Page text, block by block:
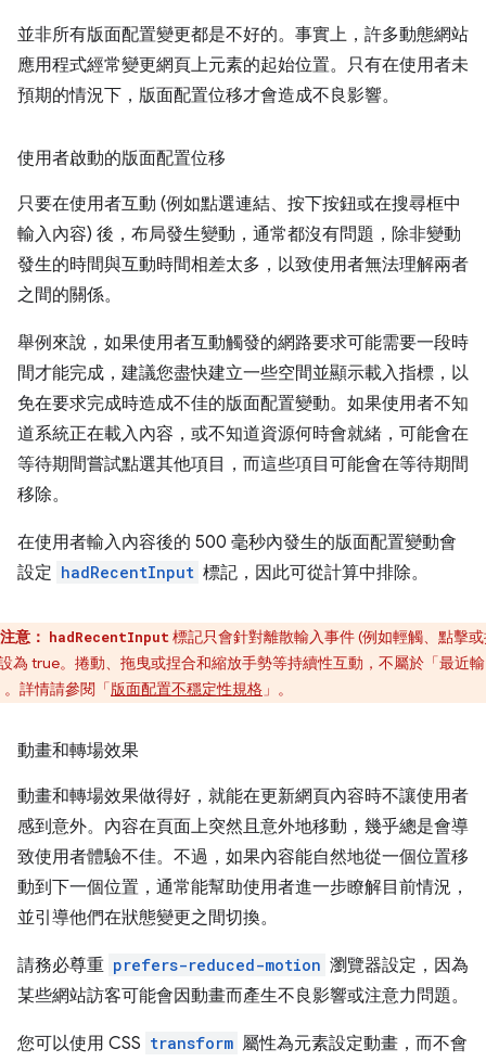
並非所有版面配置變更都是不好的。事實上，許多動態網站
應用程式經常變更網頁上元素的起始位置。只有在使用者未
預期的情況下，版面配置位移才會造成不良影響。
使用者啟動的版面配置位移
只要在使用者互動 (例如點選連結、按下按鈕或在搜尋框中
輸入內容) 後，布局發生變動，通常都沒有問題，除非變動
發生的時間與互動時間相差太多，以致使用者無法理解兩者
之間的關係。
舉例來說，如果使用者互動觸發的網路要求可能需要一段時
間才能完成，建議您盡快建立一些空間並顯示載入指標，以
免在要求完成時造成不佳的版面配置變動。如果使用者不知
道系統正在載入內容，或不知道資源何時會就緒，可能會在
等待期間嘗試點選其他項目，而這些項目可能會在等待期間
移除。
在使用者輸入內容後的 500 毫秒內發生的版面配置變動會
設定 hadRecentInput 標記，因此可從計算中排除。
注意： hadRecentInput標記只會針對離散輸入事件 (例如輕觸、點擊
為 true。捲動、拖曳或捏合和縮放手勢等持續性互動，不屬於「最近輸
。詳情請參閱「版面配置不穩定性規格 」。
動畫和轉場效果
動畫和轉場效果做得好，就能在更新網頁內容時不讓使用者
感到意外。內容在頁面上突然且意外地移動，幾乎總是會導
致使用者體驗不佳。不過，如果內容能自然地從一個位置移
動到下一個位置，通常能幫助使用者進一步瞭解目前情況，
並引導他們在狀態變更之間切換。
請務必尊重 prefers-reduced-motion 瀏覽器設定，因為
某些網站訪客可能會因動畫而產生不良影響或注意力問題。
您可以使用 CSS transform 屬性為元素設定動畫，而不會